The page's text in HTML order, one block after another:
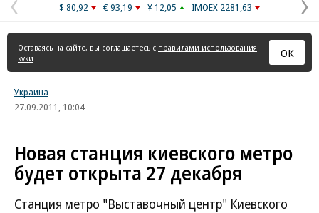
Предыдущая
страница
$ 80,92 € 93,19 ¥ 12,05 IMOEX 2281,63
Оставаясь на сайте, вы соглашаетесь с правилами использования
куки
ОК
Украина
27.09.2011, 10:04
Новая станция киевского метро
будет открыта 27 декабря
Станция метро "Выставочный центр" Киевского